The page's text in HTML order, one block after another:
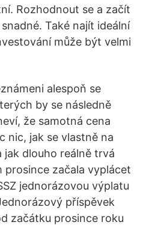
Rozhodnout se a začít
Také najít ideální
může být velmi
alespoň se
by se následně
že samotná cena
nic, jak se vlastně na
dlouho reálně trvá
prosince začala vyplácet
jednorázovou výplatu
příspěvek
začátku prosince roku